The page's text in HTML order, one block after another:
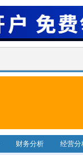
财务分析 经营分